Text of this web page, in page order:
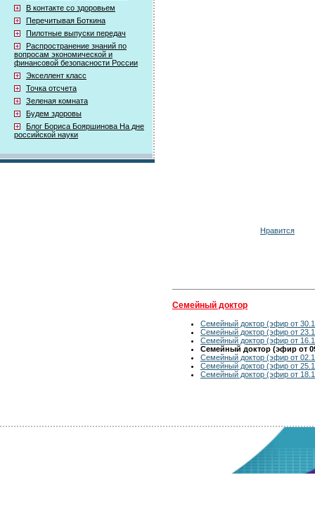
В контакте со здоровьем
Перечитывая Боткина
Пилотные выпуски передач
Распространение знаний по
вопросам экономической и
финансовой безопасности России
Экселлент класс
Точка отсчета
Зеленая комната
Будем здоровы
Блог Бориса Бояршинова На дне
российской науки
Нравится
Семейный доктор
Семейный доктор (эфир от
Семейный доктор (эфир от
Семейный доктор (эфир от
Семейный доктор (эфир от
Семейный доктор (эфир от
Семейный доктор (эфир от
Семейный доктор (эфир от